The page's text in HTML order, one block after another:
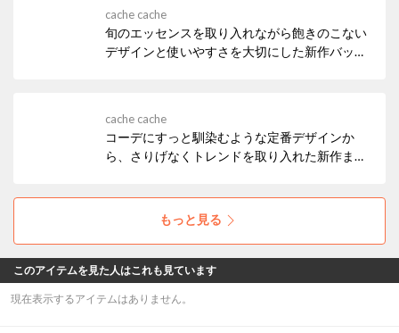
cache cache
旬のエッセンスを取り入れながら飽きのこない
デザインと使いやすさを大切にした新作バッグ
cache cache
コーデにすっと馴染むような定番デザインか
ら、さりげなくトレンドを取り入れた新作ま
ち早く見つけてみませんか？
もっと見る
このアイテムを見た人はこれも見ています
現在表示するアイテムはありません。